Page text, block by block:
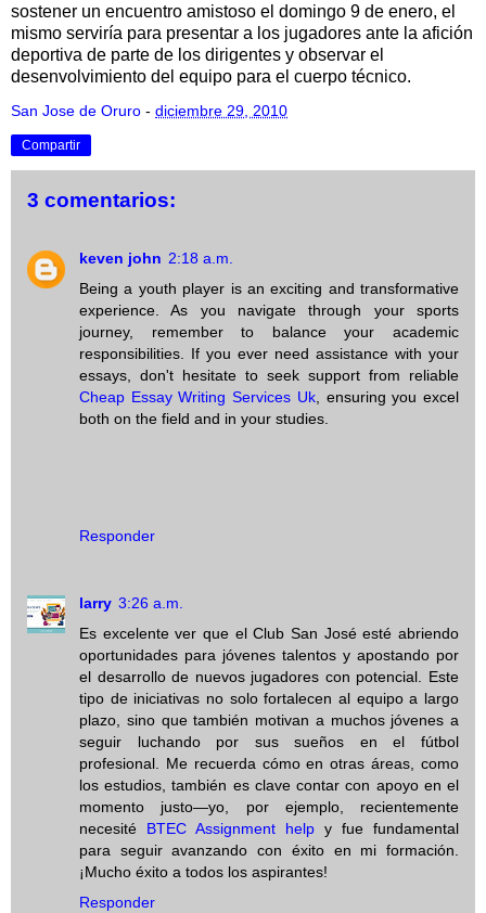
sostener un encuentro amistoso el domingo 9 de enero, el
mismo serviría para presentar a los jugadores ante la afición
deportiva de parte de los dirigentes y observar el
desenvolvimiento del equipo para el cuerpo técnico.
San Jose de Oruro - diciembre 29, 2010
Compartir
3 comentarios:
keven john 2:18 a.m.
Being a youth player is an exciting and transformative
experience. As you navigate through your sports
journey, remember to balance your academic
responsibilities. If you ever need assistance with your
essays, don't hesitate to seek support from reliable
Cheap Essay Writing Services Uk, ensuring you excel
both on the field and in your studies.
Responder
larry 3:26 a.m.
Es excelente ver que el Club San José esté abriendo
oportunidades para jóvenes talentos y apostando por
el desarrollo de nuevos jugadores con potencial. Este
tipo de iniciativas no solo fortalecen al equipo a largo
plazo, sino que también motivan a muchos jóvenes a
seguir luchando por sus sueños en el fútbol
profesional. Me recuerda cómo en otras áreas, como
los estudios, también es clave contar con apoyo en el
momento justo—yo, por ejemplo, recientemente
necesité BTEC Assignment help y fue fundamental
para seguir avanzando con éxito en mi formación.
¡Mucho éxito a todos los aspirantes!
Responder